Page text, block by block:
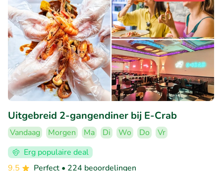
Uitgebreid 2-gangendiner bij E-Crab
Vandaag Morgen Ma Di Wo Do
Vr
Erg populaire deal
9.5
Perfect • 224 beoordelingen